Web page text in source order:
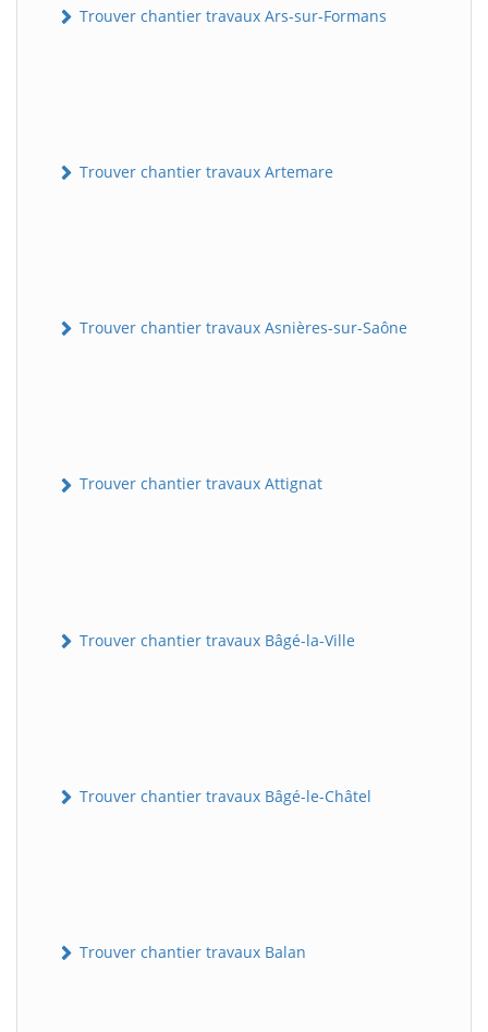
Trouver chantier travaux Ars-sur-Formans
Trouver chantier travaux Artemare
Trouver chantier travaux Asnières-sur-Saône
Trouver chantier travaux Attignat
Trouver chantier travaux Bâgé-la-Ville
Trouver chantier travaux Bâgé-le-Châtel
Trouver chantier travaux Balan